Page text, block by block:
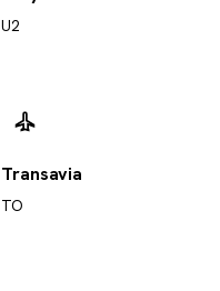
U2
Transavia
TO